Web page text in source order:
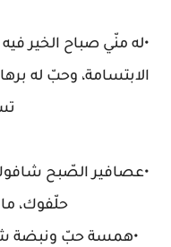
•له منّي صباح الخير فيه
الابتسامة، وحبّ له
•عصافير الصّبح
حلّفوك،
•همسة حبّ ونبضة